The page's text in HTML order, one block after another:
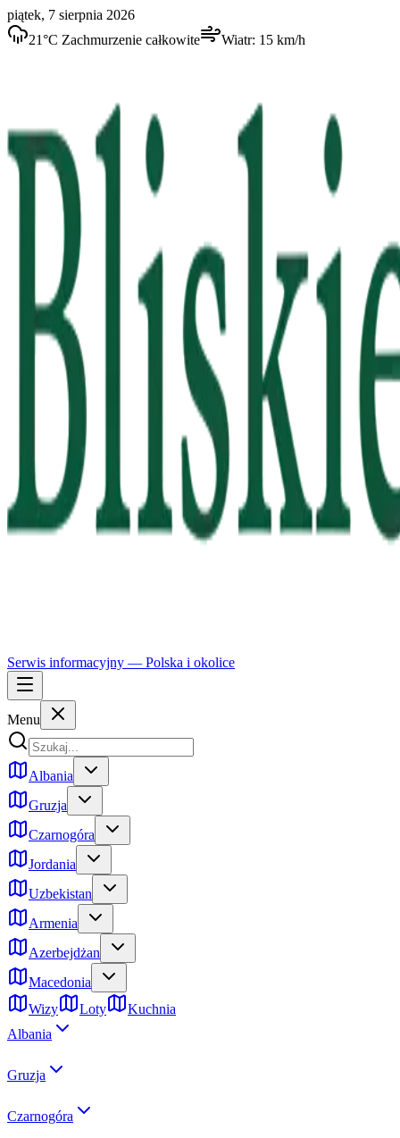
piątek, 7 sierpnia 2026
21°C Zachmurzenie całkowite Wiatr: 15 km/h
Serwis informacyjny — Polska i okolice
Menu
Albania
Gruzja
Czarnogóra
Jordania
Uzbekistan
Armenia
Azerbejdżan
Macedonia
Wizy
Loty
Kuchnia
Albania
Gruzja
Czarnogóra